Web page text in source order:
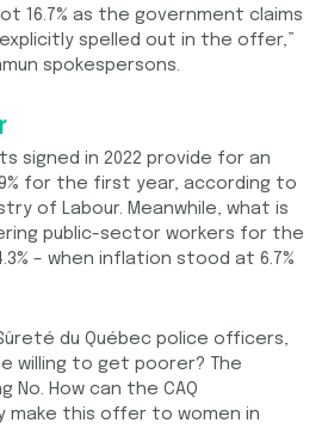
16.7% as the government claims
explicitly spelled out in the offer,”
spokespersons.
signed in 2022 provide for an
for the first year, according to
of Labour. Meanwhile, what is
public-sector workers for the
– when inflation stood at 6.7%
du Québec police officers,
willing to get poorer? The
No. How can the CAQ
make this offer to women in